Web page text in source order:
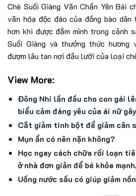
Chè Suối Giàng Văn Chấn Yên Bái
văn hóa độc đáo của đồng bào
hơn khi được đắm mình trong cảnh
Suối Giàng và thưởng thức
đượm lâu tan nơi đầu lưỡi của loại
View More:
Đông Nhi lần đầu cho con gái
biểu cảm đáng yêu của ái nữ
Cắt giảm tinh bột để giảm cân
Mụn ẩn có nên nặn không?
Học ngay cách chữa rối loạn
ở nhà đơn giản để bé khỏe
Uống nước sấu có giúp giảm